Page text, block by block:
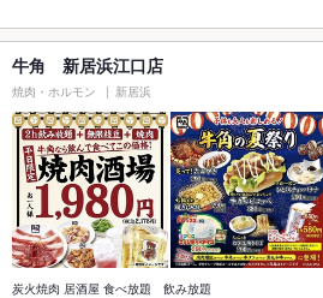
牛角 新居浜江口店
焼肉・ホルモン 新居浜
炭火焼肉 居酒屋 食べ放題 飲み放題